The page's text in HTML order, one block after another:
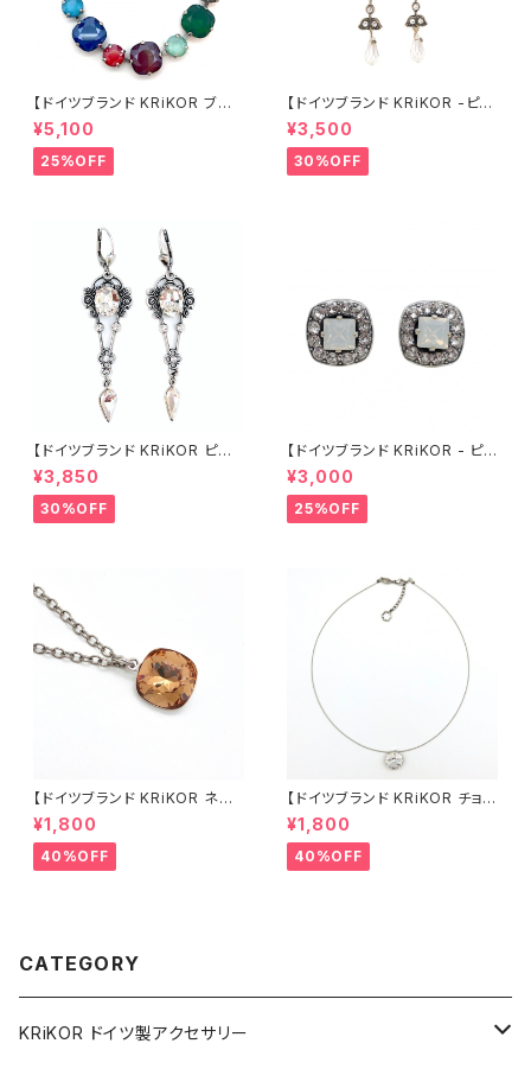
【ドイツブランド KRiKOR ブレ
スレット - カラフル 】マルチカラ
ー クリスタル ビジュー シック
モード 華やか 大ぶり おしゃれ
個性的 ギフト ヨーロッパ 海外
¥5,100
25%OFF
【ドイツブランド KRiKOR -ピア
ス 】ロングピアス 透明 クリア ビ
ジュー ゴールド 華奢 おしゃれ
アンティーク風 ギフト ヨーロッ
パ 海外 インポート ギフト クラ
¥3,500
30%OFF
【ドイツブランド KRiKOR ピア
ス - シャンデリア 】クリアカラー
透明 クリスタル ビジューロング
ピアス ブライダル ハイエンド 高
級感 シノワズリ おしゃれ アンテ
¥3,850
30%OFF
【ドイツブランド KRiKOR - ピア
ス 】ホワイトオパールカラー &
クリア 透明 クリスタル スタッド
パヴェ スクエア ビジュー おしゃ
れ 華やか 上品 大人 シック シル
ジュエリー アクセサリー
¥3,000
25%OFF
【ドイツブランド KRiKOR ネッ
クレス - スクエア 】アンバー ブ
ラウン クリスタル ビジュー 一粒
石 モード シンプル ミニマル お
しゃれ きらきら ギフト ヨーロッ
¥1,800
40%OFF
【ドイツブランド KRiKOR チョ
ーカー ネックレス - ヌーディー
】ワイヤーチョーカー クリアカラ
ー 透明 クリスタル ビジュー 一
粒石 モード シンプル ミニマル
¥1,800
40%OFF
CATEGORY
KRiKOR ドイツ製アクセサリー